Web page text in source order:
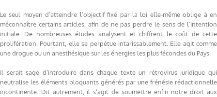
Le seul moyen d’atteindre l’objectif fixé par la loi elle-même oblige à en
méconnaître certains articles, afin de ne pas perdre le sens de l’intention
initiale. De nombreuses études analysent et chiffrent le coût de cette
prolifération. Pourtant, elle se perpétue intarissablement. Elle agit comme
une drogue ou un anesthésique sur les énergies les plus fécondes du Pays.
Il serait sage d’introduire dans chaque texte un rétrovirus juridique qui
neutralise les éléments bloquants générés par une frénésie rédactionnelle
incontinente. Dit autrement, il s’agit de soumettre enfin notre droit aux